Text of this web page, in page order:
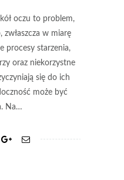
oczu to problem,
w miarę
procesy starzenia,
oraz niekorzystne
się do ich
może być
Na…